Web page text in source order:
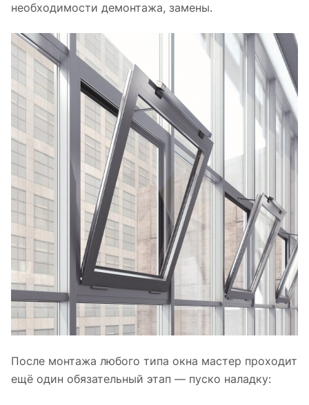
необходимости демонтажа, замены.
После монтажа любого типа окна мастер проходит
ещё один обязательный этап — пуско наладку: